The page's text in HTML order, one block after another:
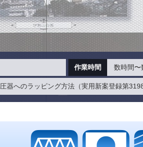
作業時間 数時間〜
器へのラッピング方法（実用新案登録第